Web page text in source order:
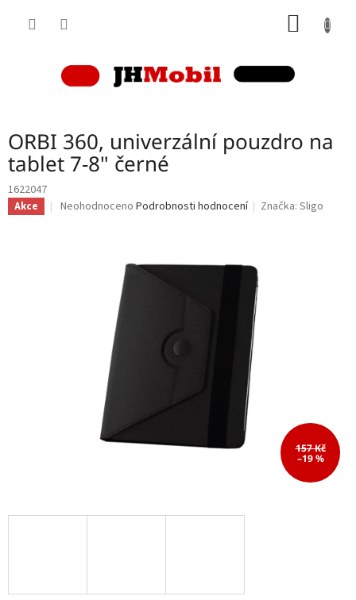
ORBI 360, univerzální pouzdro na
tablet 7-8" černé
1622047
Akce
Průměrné
Neohodnoceno Podrobnosti hodnocení Značka:Sligo
157 Kč
–19 %